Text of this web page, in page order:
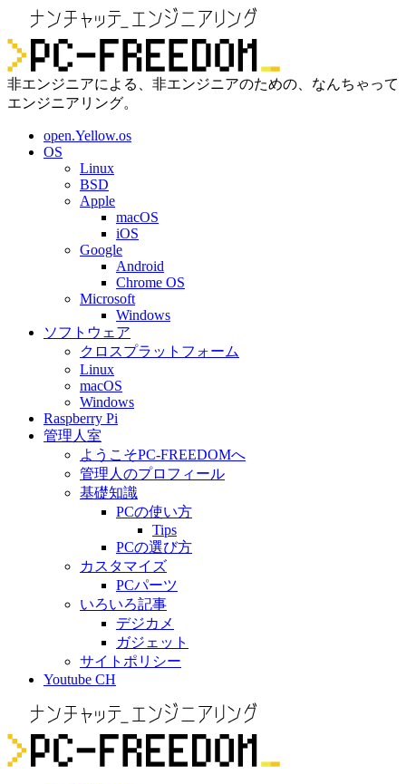
非エンジニアによる、非エンジニアのための、なんちゃって
エンジニアリング。
open.Yellow.os
OS
Linux
BSD
Apple
macOS
iOS
Google
Android
Chrome OS
Microsoft
Windows
ソフトウェア
クロスプラットフォーム
Linux
macOS
Windows
Raspberry Pi
管理人室
ようこそPC-FREEDOMへ
管理人のプロフィール
基礎知識
PCの使い方
Tips
PCの選び方
カスタマイズ
PCパーツ
いろいろ記事
デジカメ
ガジェット
サイトポリシー
Youtube CH